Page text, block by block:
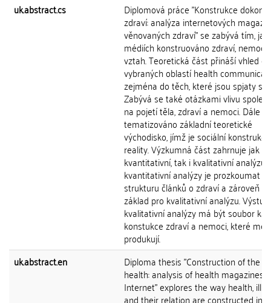
uk.abstract.cs
Diplomová práce "Konstrukce
zdraví: analýza internetových
věnovaných zdraví" se zabývá tím,
médiích konstruováno zdraví, nemoc
vztah. Teoretická část přináší vhled do
vybraných oblastí health
zejména do těch, které jsou spjaty s
Zabývá se také otázkami vlivu
na pojetí těla, zdraví a nemoci. Dále je
tematizováno základní teoretické
východisko, jímž je sociální konstrukce
reality. Výzkumná část zahrnuje jak
kvantitativní, tak i kvalitativní analýzu.
kvantitativní analýzy je prozkoumat
strukturu článků o zdraví a zároveň
základ pro kvalitativní analýzu.
kvalitativní analýzy má být soubor
konstukce zdraví a nemoci, které
produkují.
uk.abstract.en
Diploma thesis "Construction of the
health: analysis of health magazines
Internet" explores the way health,
and their relation are constructed in